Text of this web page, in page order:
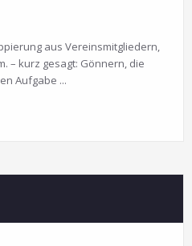
aus Vereinsmitgliedern,
– kurz gesagt: Gönnern, die
Aufgabe ...